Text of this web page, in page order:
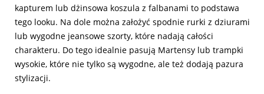
kapturem lub dżinsowa koszula z falbanami to podstawa
tego looku. Na dole można założyć spodnie rurki z dziurami
lub wygodne jeansowe szorty, które nadają całości
charakteru. Do tego idealnie pasują Martensy lub trampki
wysokie, które nie tylko są wygodne, ale też dodają pazura
stylizacji.